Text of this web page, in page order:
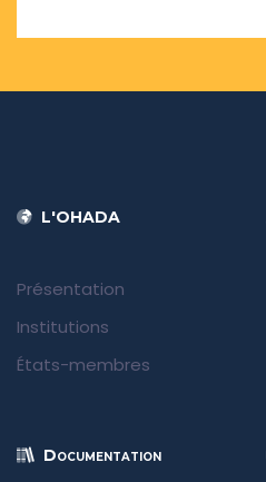
L'OHADA
Présentation
Institutions
États-membres
Documentation